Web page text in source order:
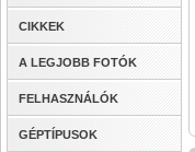
CIKKEK
A LEGJOBB FOTÓK
FELHASZNÁLÓK
GÉPTÍPUSOK